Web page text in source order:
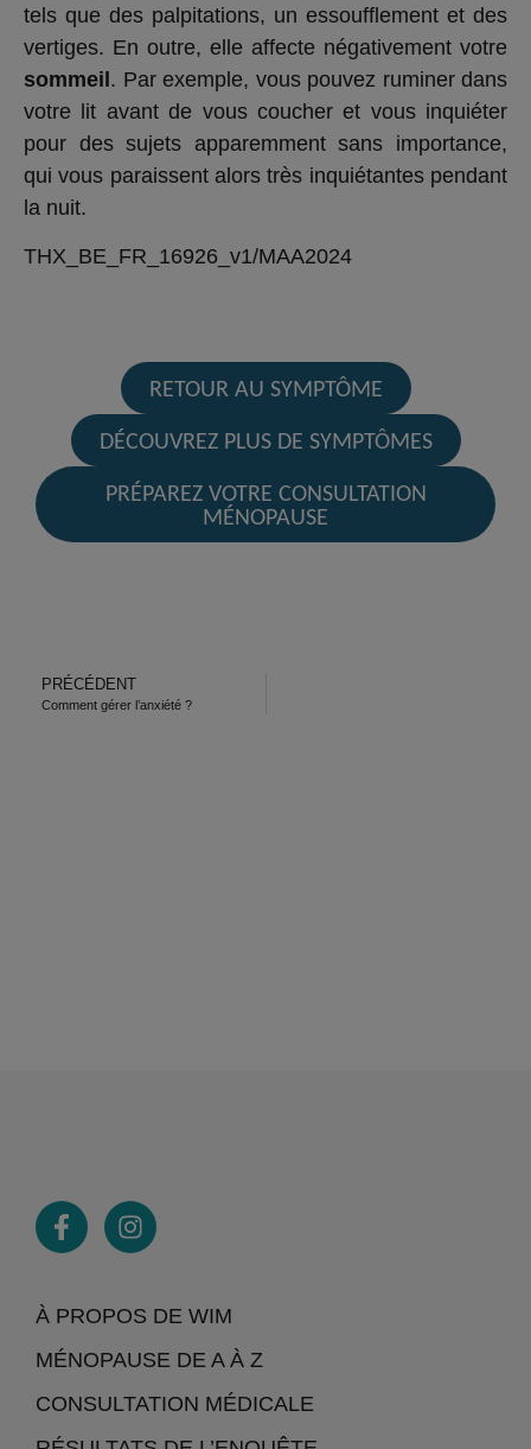
tels que des palpitations, un essoufflement et des
vertiges. En outre, elle affecte négativement votre
sommeil. Par exemple, vous pouvez ruminer dans
votre lit avant de vous coucher et vous inquiéter
pour des sujets apparemment sans importance,
qui vous paraissent alors très inquiétantes pendant
la nuit.
THX_BE_FR_16926_v1/MAA2024
RETOUR AU SYMPTÔME
DÉCOUVREZ PLUS DE SYMPTÔMES
PRÉPAREZ VOTRE CONSULTATION
MÉNOPAUSE
PRÉCÉDENT
Comment gérer l’anxiété ?
À PROPOS DE WIM
MÉNOPAUSE DE A À Z
CONSULTATION MÉDICALE